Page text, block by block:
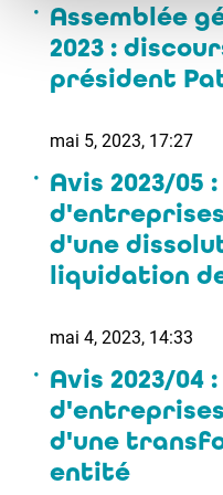
Assemblée
2023 :
président
mai 5, 2023, 17:27
Avis 2023/05
d'une
liquidation
mai 4, 2023, 14:33
Avis 2023/04
d'une
entité